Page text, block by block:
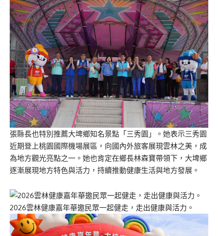
張縣長也特別推薦大埤鄉知名景點「三秀園」。她表示三秀園
近期登上桃園國際機場展區，向國內外旅客展現雲林之美，成
為地方觀光亮點之一。她也肯定在鄉長林森寶帶領下，大埤鄉
逐漸展現地方特色與活力，持續推動健康生活與地方發展。
2026雲林健康嘉年華邀民眾一起健走，走出健康與活力。